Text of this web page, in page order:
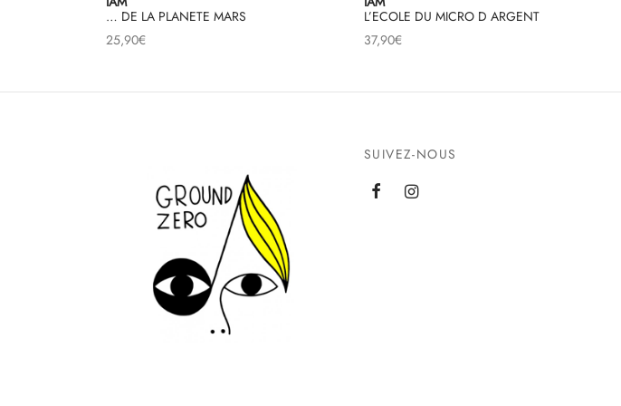
… DE LA PLANETE MARS
25,90€
L’ECOLE DU MICRO D ARGENT
37,90€
SUIVEZ-NOUS